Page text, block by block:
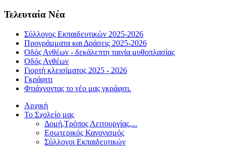
Τελευταία Νέα
Σύλλογος Εκπαιδευτικών 2025-2026
Προγράμματα και Δράσεις 2025-2026
Οδός Ανθέων - δεκάλεπτη ταινία μυθοπλασίας
Οδός Ανθέων
Γιορτή κλεισίματος 2025 - 2026
Γκράφιτι
Φτιάχνοντας το νέο μας γκράφιτι.
Αρχική
Το Σχολείο μας
Δομή,Τρόπος Λειτουργίας,...
Εσωτερικός Κανονισμός
Σύλλογοι Εκπαιδευτικών